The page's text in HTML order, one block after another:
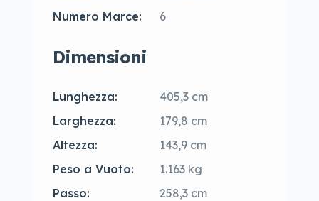
Numero Marce:
6
Dimensioni
Lunghezza:
405,3 cm
Larghezza:
179,8 cm
Altezza:
143,9 cm
Peso a Vuoto:
1.163 kg
Passo:
258,3 cm